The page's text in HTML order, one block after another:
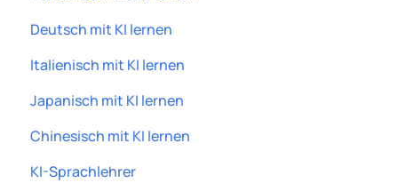
Deutsch mit KI lernen
Italienisch mit KI lernen
Japanisch mit KI lernen
Chinesisch mit KI lernen
KI-Sprachlehrer